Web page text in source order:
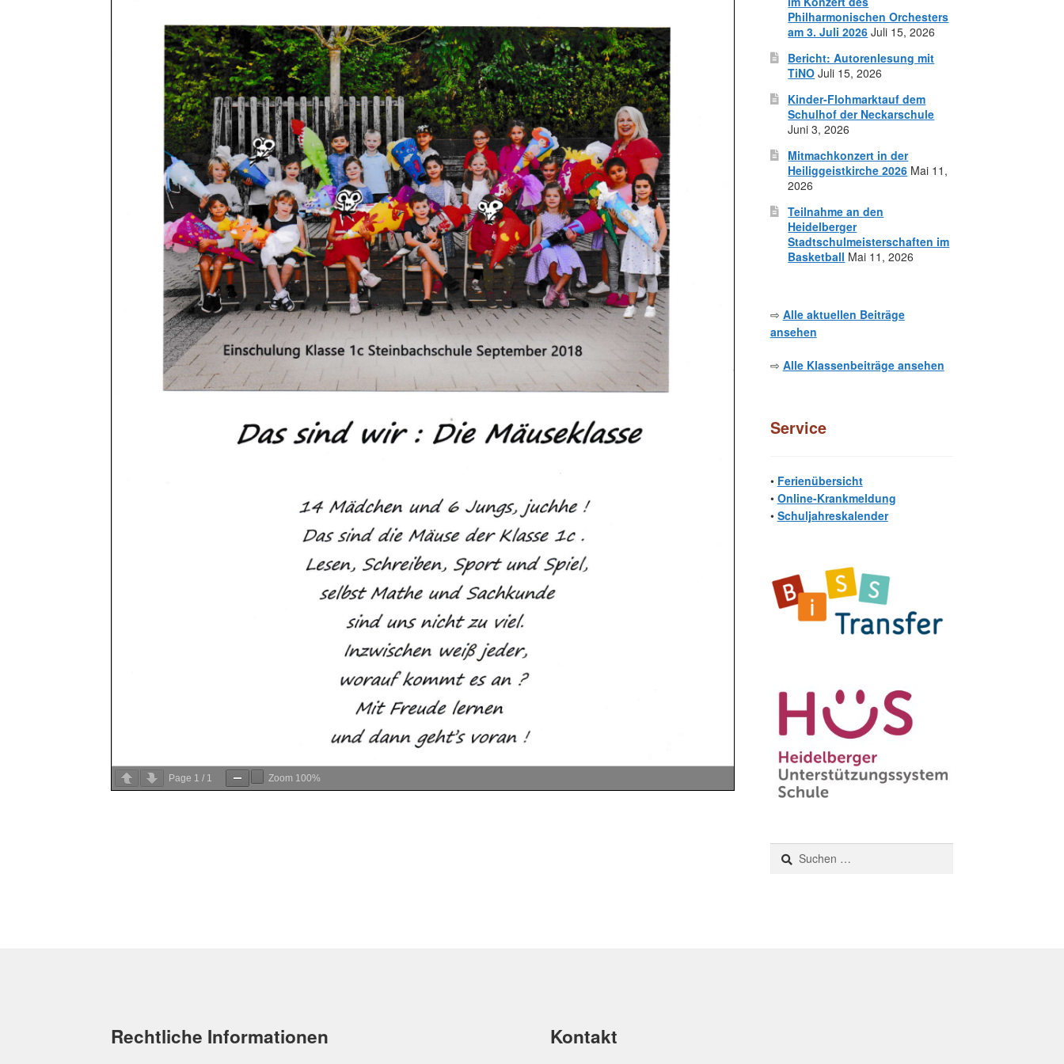
Page 1 / 1 Zoom 100%
Philharmonischen Orchesters
am 3. Juli 2026 Juli 15, 2026
Bericht: Autorenlesung mit
TiNO Juli 15, 2026
Kinder-Flohmarktauf dem
Schulhof der Neckarschule
Juni 3, 2026
Mitmachkonzert in der
Heiliggeistkirche 2026 Mai 11,
2026
Teilnahme an den
Heidelberger
Stadtschulmeisterschaften im
Basketball Mai 11, 2026
⇨ Alle aktuellen Beiträge
ansehen
⇨ Alle Klassenbeiträge ansehen
Service
• Ferienübersicht
• Online-Krankmeldung
• Schuljahreskalender
Suchen
nach:
Rechtliche Informationen Kontakt